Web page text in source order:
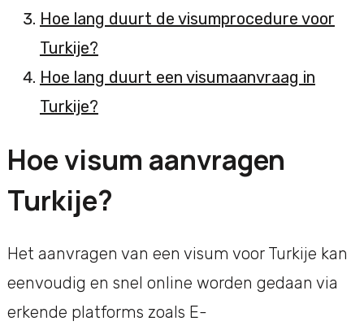
Hoe lang duurt de visumprocedure voor
Turkije?
Hoe lang duurt een visumaanvraag in
Turkije?
Hoe visum aanvragen
Turkije?
Het aanvragen van een visum voor Turkije kan
eenvoudig en snel online worden gedaan via
erkende platforms zoals E-